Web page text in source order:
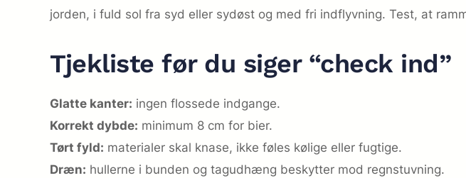
jorden, i fuld sol fra syd eller sydøst og med fri indflyvning. Test, at
Tjekliste før du siger “check ind”
Glatte kanter: ingen flossede indgange.
Korrekt dybde: minimum 8 cm for bier.
Tørt fyld: materialer skal knase, ikke føles kølige eller fugtige.
Dræn: hullerne i bunden og tagudhæng beskytter mod regnstuvning.